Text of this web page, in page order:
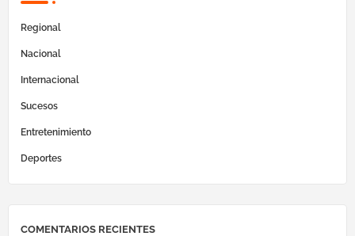
Regional
Nacional
Internacional
Sucesos
Entretenimiento
Deportes
COMENTARIOS RECIENTES